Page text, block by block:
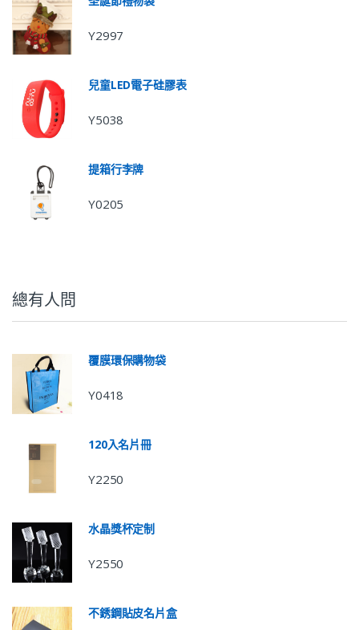
Y2997
兒童LED電子硅膠表
Y5038
提箱行李牌
Y0205
總有人問
覆膜環保購物袋
Y0418
120入名片冊
Y2250
水晶獎杯定制
Y2550
不銹鋼貼皮名片盒